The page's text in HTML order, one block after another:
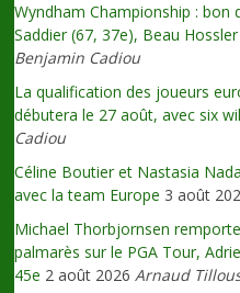
Wyndham Championship : bon
Saddier (67, 37e), Beau
Benjamin Cadiou
La qualification des joueurs
débutera le 27 août, avec six
Cadiou
Céline Boutier et Nastasia
avec la team Europe 3 août
Michael Thorbjornsen
palmarès sur le PGA Tour,
45e 2 août 2026 Arnaud